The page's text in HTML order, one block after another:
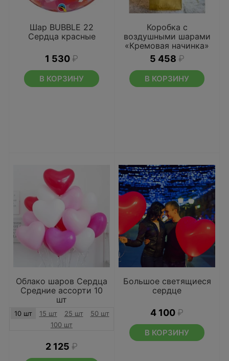
Шар BUBBLE 22
Сердца красные
1 530 ₽
В КОРЗИНУ
Коробка с
воздушными шарами
«Кремовая начинка»
5 458 ₽
В КОРЗИНУ
Облако шаров Сердца
Средние ассорти 10
шт
10 шт 15 шт 25 шт
50 шт
100 шт
2 125 ₽
Большое светящиеся
сердце
4 100 ₽
В КОРЗИНУ